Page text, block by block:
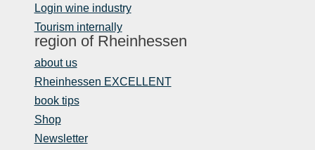
Login wine industry
Tourism internally
region of Rheinhessen
about us
Rheinhessen EXCELLENT
book tips
Shop
Newsletter